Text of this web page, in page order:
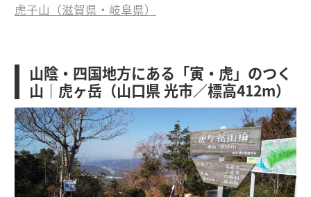
虎子山（滋賀県・岐阜県）
山陰・四国地方にある「寅・虎」のつく
山｜虎ヶ岳（山口県 光市／標高412m）